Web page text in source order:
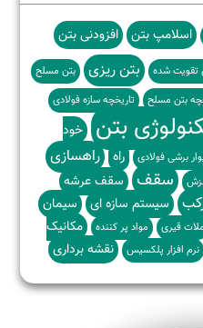
اسلامپ بتن
افزودنی بتن
تقویت شده بتن ریزی بتن مسلح
بتن مسلح
تاریخچه سازه فولادی
بتن
خود
برشی فولادی راه راهسازی
سقف سقف عرشه
سیستم سازه ای سیمان
ملات قیری مواد پر کننده
مکانیک
نرم افزار پلکسیس
نقشه برداری